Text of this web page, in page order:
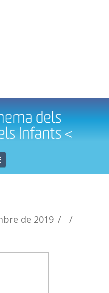
Navigation
de 2019